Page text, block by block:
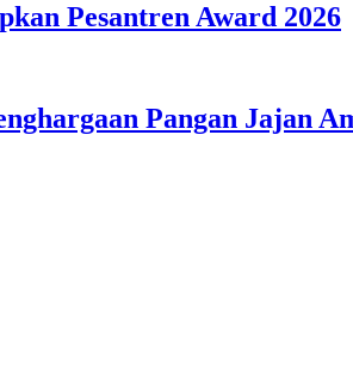
Pesantren Award 2026
Pangan Jajan